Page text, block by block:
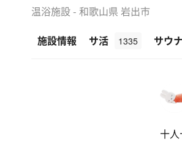
温浴施設 - 和歌山県 岩出市
施設情報
サ活 1335 サウ
十